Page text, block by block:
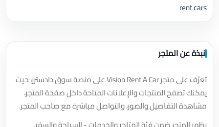
rent cars
نبذة عن المتجر
تعرّف على متجر Vision Rent A Car على منصة سوق دادسترز، حيث
يمكنك تصفح المنتجات والإعلانات المتاحة داخل صفحة المتجر،
مشاهدة التفاصيل والصور، والتواصل مباشرة مع صاحب المتجر.